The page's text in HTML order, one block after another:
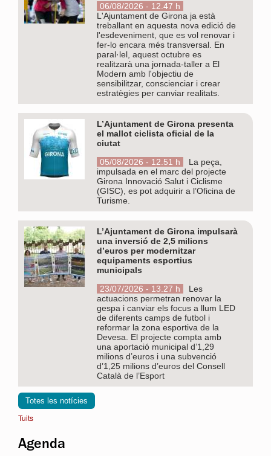
06/08/2026 - 12.47 h
L'Ajuntament de Girona ja està
treballant en aquesta nova edició de
l'esdeveniment, que es vol renovar i
fer-lo encara més transversal. En
paral·lel, aquest octubre es
realitzarà una jornada-taller a El
Modern amb l'objectiu de
sensibilitzar, conscienciar i crear
estratègies per canviar realitats.
L’Ajuntament de Girona presenta
el mallot ciclista oficial de la
ciutat
05/08/2026 - 12.51 h
La peça,
impulsada en el marc del projecte
Girona Innovació Salut i Ciclisme
(GISC), es pot adquirir a l’Oficina de
Turisme.
L’Ajuntament de Girona impulsarà
una inversió de 2,5 milions
d’euros per modernitzar
equipaments esportius
municipals
23/07/2026 - 13.27 h
Les
actuacions permetran renovar la
gespa i canviar els focus a llum LED
de diferents camps de futbol i
reformar la zona esportiva de la
Devesa. El projecte compta amb
una aportació municipal d’1,29
milions d’euros i una subvenció
d’1,25 milions d’euros del Consell
Català de l’Esport
Totes les notícies
Tuits
Agenda